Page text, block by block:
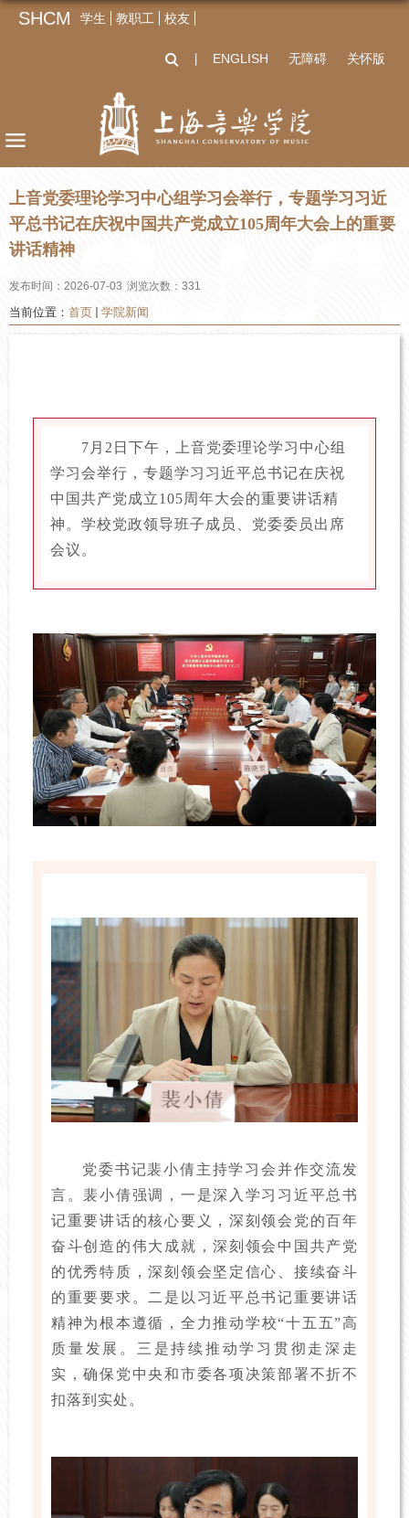
SHCM 学生 教职工 校友
ENGLISH 无障碍 关怀版
上音党委理论学习中心组学习会举行，专题学习习近
平总书记在庆祝中国共产党成立105周年大会上的重要
讲话精神
发布时间：2026-07-03 浏览次数： 331
当前位置： 首页 学院新闻
7月2日下午，上音党委理论学习中心组
学习会举行，专题学习习近平总书记在庆祝
中国共产党成立105周年大会的重要讲话精
神。学校党政领导班子成员、党委委员出席
会议。
党委书记裴小倩主持学习会并作交流发
言。裴小倩强调，一是深入学习习近平总书
记重要讲话的核心要义，深刻领会党的百年
奋斗创造的伟大成就，深刻领会中国共产党
的优秀特质，深刻领会坚定信心、接续奋斗
的重要要求。二是以习近平总书记重要讲话
精神为根本遵循，全力推动学校“十五五”高
质量发展。三是持续推动学习贯彻走深走
实，确保党中央和市委各项决策部署不折不
扣落到实处。